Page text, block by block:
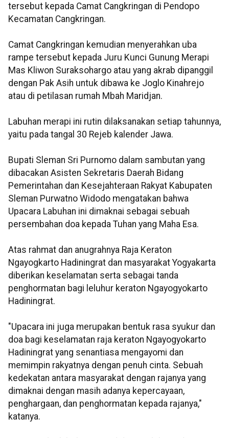
tersebut kepada Camat Cangkringan di Pendopo
Kecamatan Cangkringan.
Camat Cangkringan kemudian menyerahkan uba
rampe tersebut kepada Juru Kunci Gunung Merapi
Mas Kliwon Suraksohargo atau yang akrab dipanggil
dengan Pak Asih untuk dibawa ke Joglo Kinahrejo
atau di petilasan rumah Mbah Maridjan.
Labuhan merapi ini rutin dilaksanakan setiap tahunnya,
yaitu pada tangal 30 Rejeb kalender Jawa.
Bupati Sleman Sri Purnomo dalam sambutan yang
dibacakan Asisten Sekretaris Daerah Bidang
Pemerintahan dan Kesejahteraan Rakyat Kabupaten
Sleman Purwatno Widodo mengatakan bahwa
Upacara Labuhan ini dimaknai sebagai sebuah
persembahan doa kepada Tuhan yang Maha Esa.
Atas rahmat dan anugrahnya Raja Keraton
Ngayogkarto Hadiningrat dan masyarakat Yogyakarta
diberikan keselamatan serta sebagai tanda
penghormatan bagi leluhur keraton Ngayogyokarto
Hadiningrat.
"Upacara ini juga merupakan bentuk rasa syukur dan
doa bagi keselamatan raja keraton Ngayogyokarto
Hadiningrat yang senantiasa mengayomi dan
memimpin rakyatnya dengan penuh cinta. Sebuah
kedekatan antara masyarakat dengan rajanya yang
dimaknai dengan masih adanya kepercayaan,
penghargaan, dan penghormatan kepada rajanya,"
katanya.